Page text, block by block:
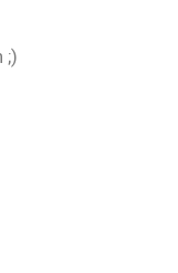
;)